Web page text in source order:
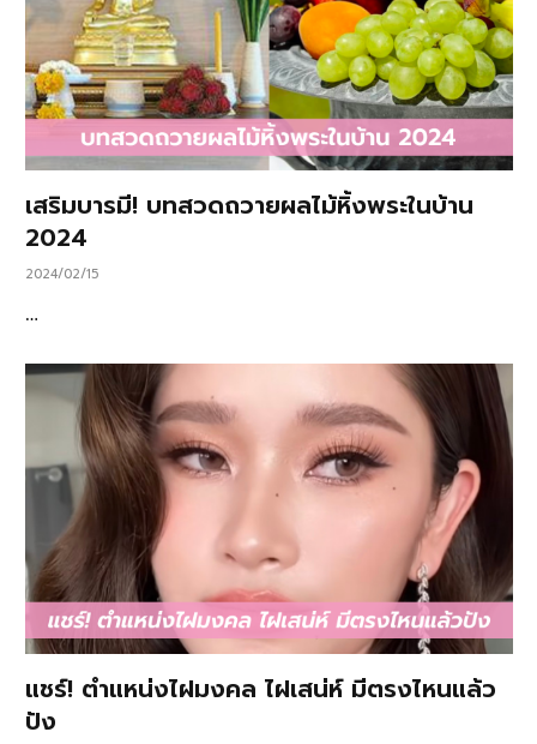
เสริมบารมี! บทสวดถวายผลไม้หิ้งพระในบ้าน
2024
2024/02/15
…
แชร์! ตำแหน่งไฝมงคล ไฝเสน่ห์ มีตรงไหนแล้ว
ปัง